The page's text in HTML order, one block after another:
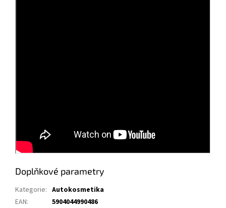
Doplňkové parametry
Kategorie: Autokosmetika
EAN: 5904044990486